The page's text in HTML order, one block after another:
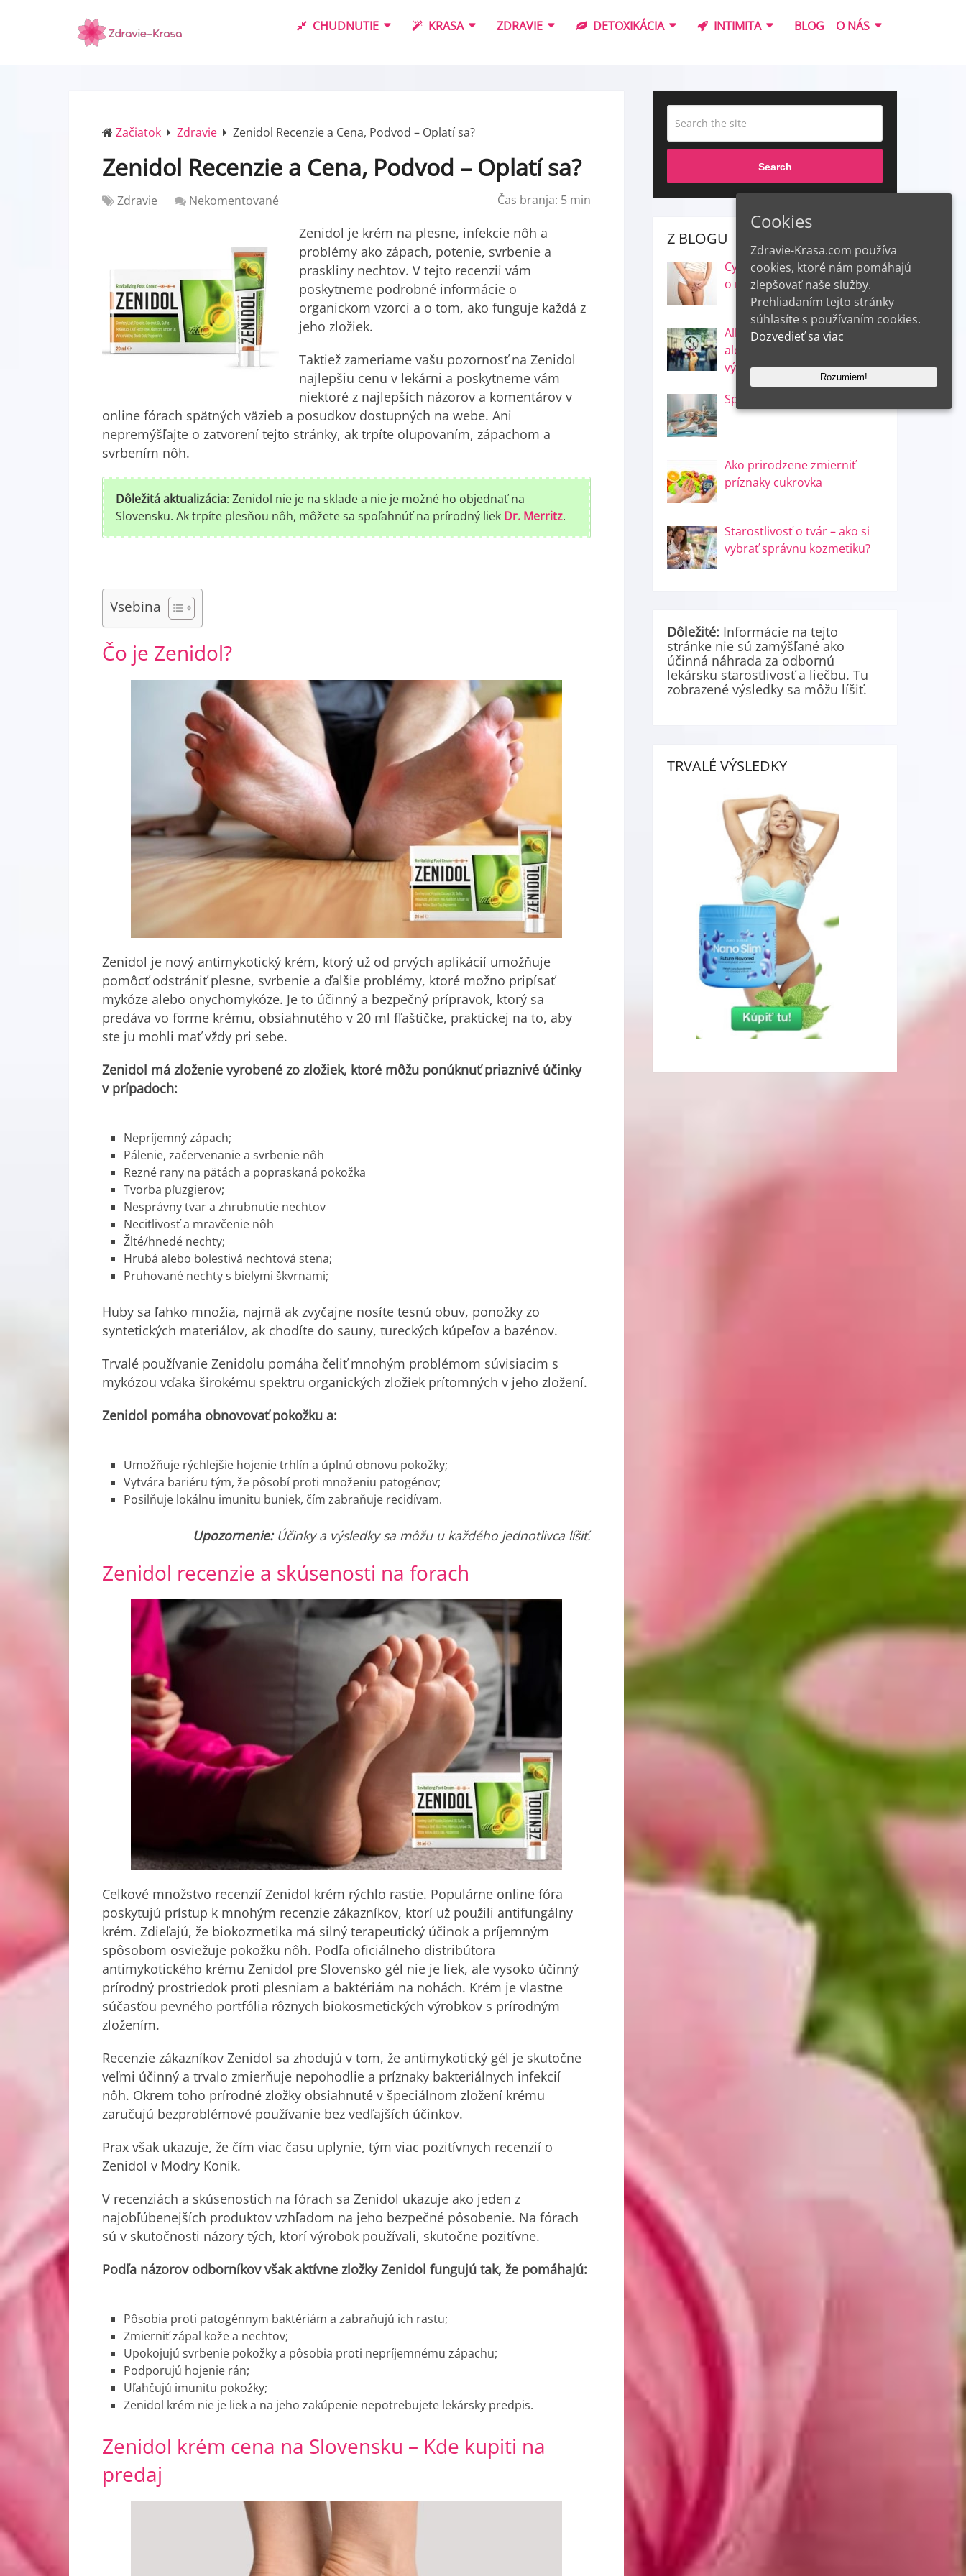
CHUDNUTIE KRASA ZDRAVIE DETOXIKÁCIA INTIMITA BLOG O NÁS
Začiatok Zdravie Zenidol Recenzie a Cena, Podvod – Oplatí sa?
Zenidol Recenzie a Cena, Podvod – Oplatí sa?
Zdravie Nekomentované Čas branja: 5 min
Zenidol je krém na plesne, infekcie nôh a
problémy ako zápach, potenie, svrbenie a
praskliny nechtov. V tejto recenzii vám
poskytneme podrobné informácie o
organickom vzorci a o tom, ako funguje každá z
jeho zložiek.
Taktiež zameriame vašu pozornosť na Zenidol
najlepšiu cenu v lekárni a poskytneme vám
niektoré z najlepších názorov a komentárov v
online fórach spätných väzieb a posudkov dostupných na webe. Ani
nepremýšľajte o zatvorení tejto stránky, ak trpíte olupovaním, zápachom a
svrbením nôh.
Dôležitá aktualizácia: Zenidol nie je na sklade a nie je možné ho objednať na
Slovensku. Ak trpíte plesňou nôh, môžete sa spoľahnúť na prírodný liek Dr. Merritz.
Vsebina
Čo je Zenidol?
Zenidol je nový antimykotický krém, ktorý už od prvých aplikácií umožňuje
pomôcť odstrániť plesne, svrbenie a ďalšie problémy, ktoré možno pripísať
mykóze alebo onychomykóze. Je to účinný a bezpečný prípravok, ktorý sa
predáva vo forme krému, obsiahnutého v 20 ml fľaštičke, praktickej na to, aby
ste ju mohli mať vždy pri sebe.
Zenidol má zloženie vyrobené zo zložiek, ktoré môžu ponúknuť priaznivé účinky
v prípadoch:
Nepríjemný zápach;
Pálenie, začervenanie a svrbenie nôh
Rezné rany na pätách a popraskaná pokožka
Tvorba pľuzgierov;
Nesprávny tvar a zhrubnutie nechtov
Necitlivosť a mravčenie nôh
Žlté/hnedé nechty;
Hrubá alebo bolestivá nechtová stena;
Pruhované nechty s bielymi škvrnami;
Huby sa ľahko množia, najmä ak zvyčajne nosíte tesnú obuv, ponožky zo
syntetických materiálov, ak chodíte do sauny, tureckých kúpeľov a bazénov.
Trvalé používanie Zenidolu pomáha čeliť mnohým problémom súvisiacim s
mykózou vďaka širokému spektru organických zložiek prítomných v jeho zložení.
Zenidol pomáha obnovovať pokožku a:
Umožňuje rýchlejšie hojenie trhlín a úplnú obnovu pokožky;
Vytvára bariéru tým, že pôsobí proti množeniu patogénov;
Posilňuje lokálnu imunitu buniek, čím zabraňuje recidívam.
Upozornenie:Účinky a výsledky sa môžu u každého jednotlivca líšiť.
Zenidol recenzie a skúsenosti na forach
Celkové množstvo recenzií Zenidol krém rýchlo rastie. Populárne online fóra
poskytujú prístup k mnohým recenzie zákazníkov, ktorí už použili antifungálny
krém. Zdieľajú, že biokozmetika má silný terapeutický účinok a príjemným
spôsobom osviežuje pokožku nôh. Podľa oficiálneho distribútora
antimykotického krému Zenidol pre Slovensko gél nie je liek, ale vysoko účinný
prírodný prostriedok proti plesniam a baktériám na nohách. Krém je vlastne
súčasťou pevného portfólia rôznych biokosmetických výrobkov s prírodným
zložením.
Recenzie zákazníkov Zenidol sa zhodujú v tom, že antimykotický gél je skutočne
veľmi účinný a trvalo zmierňuje nepohodlie a príznaky bakteriálnych infekcií
nôh. Okrem toho prírodné zložky obsiahnuté v špeciálnom zložení krému
zaručujú bezproblémové používanie bez vedľajších účinkov.
Prax však ukazuje, že čím viac času uplynie, tým viac pozitívnych recenzií o
Zenidol v Modry Konik.
V recenziách a skúsenostich na fórach sa Zenidol ukazuje ako jeden z
najobľúbenejších produktov vzhľadom na jeho bezpečné pôsobenie. Na fórach
sú v skutočnosti názory tých, ktorí výrobok používali, skutočne pozitívne.
Podľa názorov odborníkov však aktívne zložky Zenidol fungujú tak, že pomáhajú:
Pôsobia proti patogénnym baktériám a zabraňujú ich rastu;
Zmierniť zápal kože a nechtov;
Upokojujú svrbenie pokožky a pôsobia proti nepríjemnému zápachu;
Podporujú hojenie rán;
Uľahčujú imunitu pokožky;
Zenidol krém nie je liek a na jeho zakúpenie nepotrebujete lekársky predpis.
Zenidol krém cena na Slovensku – Kde kupiti na
predaj
Search
Z BLOGU
Cystitída a inkontinencia – čo
o nich vieme
Alkohol – nevyhnutné zlo
alebo použité dobro – o jeho
výhodách a škodách!
Spálite 500 kalórií doma
Ako prirodzene zmierniť
príznaky cukrovka
Starostlivosť o tvár – ako si
vybrať správnu kozmetiku?
Dôležité: Informácie na tejto
stránke nie sú zamýšľané ako
účinná náhrada za odbornú
lekársku starostlivosť a liečbu. Tu
zobrazené výsledky sa môžu líšiť.
TRVALÉ VÝSLEDKY
Cookies
Zdravie-Krasa.com používa
cookies, ktoré nám pomáhajú
zlepšovať naše služby.
Prehliadaním tejto stránky
súhlasíte s používaním cookies.
Dozvedieť sa viac
Rozumiem!